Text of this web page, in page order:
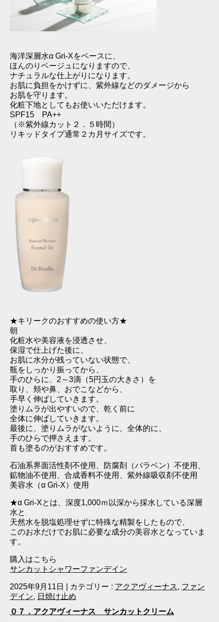
海洋深層水α Gri-Xをベースに、
ほんのりベージュになりますので、
ナチュラルな仕上がりになります。
お肌に負担をかけずに、紫外線などのダメージから
お肌を守ります。
化粧下地としてもお使いいただけます。
SPF15 PA++
（※紫外線カット２．５時間）
リキッドタイプ通常２カ月サイズです。
★キリークのおすすめの使い方★
朝
化粧水や美容液を浸透させ、
保湿で仕上げた後に、
お肌に水分が残っていない状態で、
瓶をしっかり振ってから、
手のひらに、2～3滴（5円玉の大きさ）を
取り、頬や鼻、おでこなどから、
手早く伸ばしていきます。
塗りムラが出やすいので、乾く前に
全体に伸ばしていきます。
最後に、塗りムラがないように、全体的に、
手のひらで押さえます。
首も塗るのがおすすめです。
石油系界面活性剤不使用、防腐剤（パラベン）不使用、
鉱物油不使用、合成香料不使用、紫外線吸収剤不使用
美容水（α Gri‐X）使用
★α Gri‐Xとは、深度1,000ｍ以深から採水している深層
水と
天然水を脱塩処理せずに特殊な精製をしたもので、
このお水だけでお肌に必要な成分の美容水となっていま
す。
購入はこちら
サンカットシャワーファンデイン
2025年9月11日 カテゴリー : アクアヴィーナス, ファン
デイン, 日焼け止め
０７．アクアヴィーナス サンカットクリーム